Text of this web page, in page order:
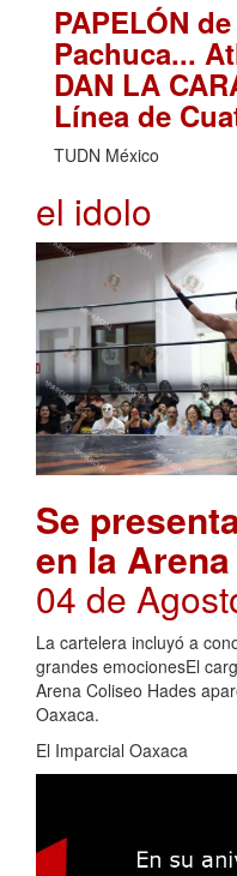
PAPELÓN
Pachuca...
DAN LA
Línea de
TUDN México
el idolo
Se
en la
04 de
La cartelera incluyó a
grandes emocionesEl
Arena Coliseo Hades
Oaxaca.
El Imparcial Oaxaca